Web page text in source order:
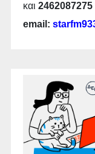
και 2462087275
email: